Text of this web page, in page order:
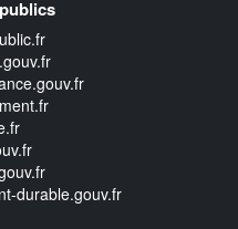
durable.gouv.fr